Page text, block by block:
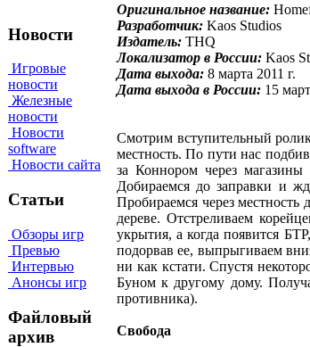
Новости
Игровые
новости
Железные
новости
Новости
software
Новости сайта
Статьи
Обзоры игр
Превью
Интервью
Анонсы игр
Файловый
архив
Оригинальное название:
Разработчик: Kaos Studios
Издатель: THQ
Локализатор в России: Kaos
Дата выхода: 8 марта 2011 г.
Дата выхода в России: 15
Смотрим вступительный
местность. По пути нас
за Коннором через
Добираемся до заправки и
Пробираемся через
дереве. Отстреливаем
укрытия, а когда появится
подорвав ее, выпрыгиваем
ни как кстати. Спустя
Буном к другому дому.
противника).
Свобода